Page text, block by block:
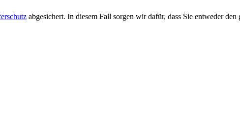
abgesichert. In diesem Fall sorgen wir dafür, dass Sie entweder